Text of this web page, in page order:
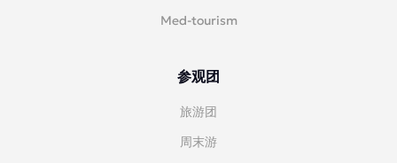
Med-tourism
参观团
旅游团
周末游